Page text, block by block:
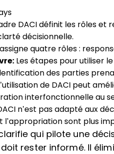
DACI définit les rôles et
décisionnelle.
assigne quatre rôles :
Les étapes pour utiliser
des parties
de DACI peut
interfonctionnelle au
n’est pas adapté aux
l’appropriation sont plus
qui pilote une
rester informé. Il